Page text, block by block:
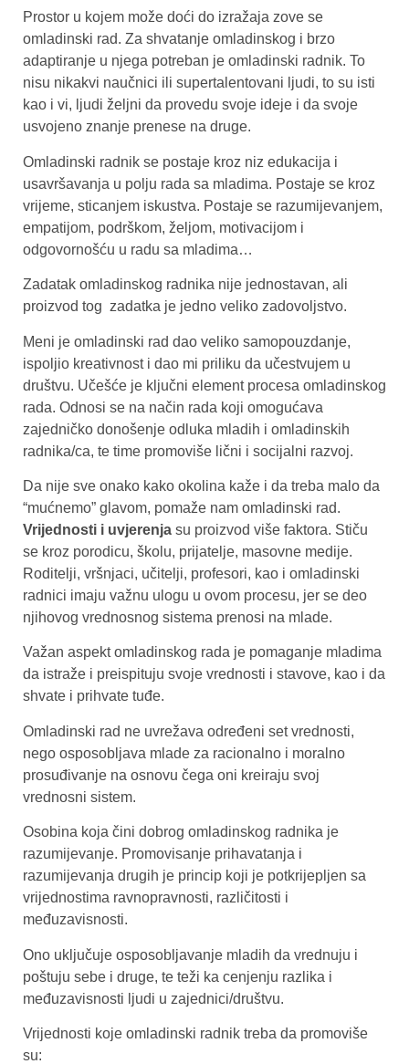
Prostor u kojem može doći do izražaja zove se
omladinski rad. Za shvatanje omladinskog i brzo
adaptiranje u njega potreban je omladinski radnik. To
nisu nikakvi naučnici ili supertalentovani ljudi, to su isti
kao i vi, ljudi željni da provedu svoje ideje i da svoje
usvojeno znanje prenese na druge.
Omladinski radnik se postaje kroz niz edukacija i
usavršavanja u polju rada sa mladima. Postaje se kroz
vrijeme, sticanjem iskustva. Postaje se razumijevanjem,
empatijom, podrškom, željom, motivacijom i
odgovornošću u radu sa mladima…
Zadatak omladinskog radnika nije jednostavan, ali
proizvod tog zadatka je jedno veliko zadovoljstvo.
Meni je omladinski rad dao veliko samopouzdanje,
ispoljio kreativnost i dao mi priliku da učestvujem u
društvu. Učešće je ključni element procesa omladinskog
rada. Odnosi se na način rada koji omogućava
zajedničko donošenje odluka mladih i omladinskih
radnika/ca, te time promoviše lični i socijalni razvoj.
Da nije sve onako kako okolina kaže i da treba malo da
“mućnemo” glavom, pomaže nam omladinski rad.
Vrijednosti i uvjerenja su proizvod više faktora. Stiču
se kroz porodicu, školu, prijatelje, masovne medije.
Roditelji, vršnjaci, učitelji, profesori, kao i omladinski
radnici imaju važnu ulogu u ovom procesu, jer se deo
njihovog vrednosnog sistema prenosi na mlade.
Važan aspekt omladinskog rada je pomaganje mladima
da istraže i preispituju svoje vrednosti i stavove, kao i da
shvate i prihvate tuđe.
Omladinski rad ne uvrežava određeni set vrednosti,
nego osposobljava mlade za racionalno i moralno
prosuđivanje na osnovu čega oni kreiraju svoj
vrednosni sistem.
Osobina koja čini dobrog omladinskog radnika je
razumijevanje. Promovisanje prihavatanja i
razumijevanja drugih je princip koji je potkrijepljen sa
vrijednostima ravnopravnosti, različitosti i
međuzavisnosti.
Ono uključuje osposobljavanje mladih da vrednuju i
poštuju sebe i druge, te teži ka cenjenju razlika i
međuzavisnosti ljudi u zajednici/društvu.
Vrijednosti koje omladinski radnik treba da promoviše
su: